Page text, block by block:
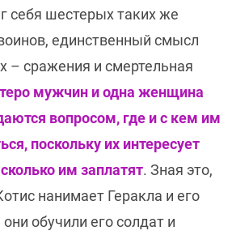
себя шестерых таких же
единственный смысл
– сражения и смертельная
мужчин и одна женщина
вопросом, где и с кем им
поскольку их интересует
им заплатят. Зная это,
нанимает Геракла и его
обучили его солдат и